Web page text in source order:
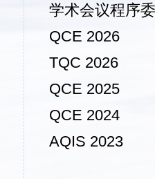
学术会议程序
QCE 2026
TQC 2026
QCE 2025
QCE 2024
AQIS 2023